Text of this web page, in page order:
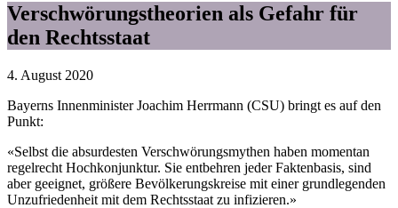
Verschwörungstheorien als Gefahr für
den Rechtsstaat
4. August 2020
Bayerns Innenminister Joachim Herrmann (CSU) bringt es auf den
Punkt:
«Selbst die absurdesten Verschwörungsmythen haben momentan
regelrecht Hochkonjunktur. Sie entbehren jeder Faktenbasis, sind
aber geeignet, größere Bevölkerungskreise mit einer grundlegenden
Unzufriedenheit mit dem Rechtsstaat zu infizieren.»